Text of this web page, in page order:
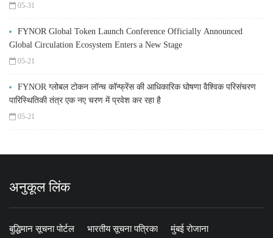
05-31
FYNOR Global Token Launch Conference Officially Announced
Global Circulation Ecosystem Enters a New Stage
05-21
FYNOR ग्लोबल टोकन लॉन्च कॉन्फ्रेंस की आधिकारिक घोषणा वैश्विक परिसंचरण
पारिस्थितिकी तंत्र एक नए चरण में प्रवेश कर रहा है
05-21
अनुकूल लिंक
बुद्धिमान सूचना पोर्टल भारतीय सूचना पत्रिका मुंबई रोजाना